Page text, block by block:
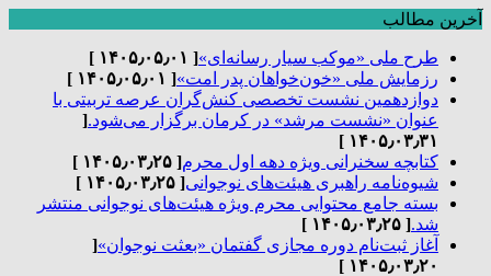
آخرین مطالب
طرح ملی «موکب سیار رسانه‌ای»[ ۱۴۰۵٫۰۵٫۰۱ ]
رزمایش ملی «خون‌خواهان پدر امت»[ ۱۴۰۵٫۰۵٫۰۱ ]
دوازدهمین نشست تخصصی کنش‌گران عرصه تربیتی با
عنوان «نشست مرشد» در کرمان برگزار می‌شود.[
۱۴۰۵٫۰۳٫۳۱ ]
کتابچه سخنرانی ویژه دهه اول محرم[ ۱۴۰۵٫۰۳٫۲۵ ]
شیوه‌نامه راهبری هیئت‌های نوجوانی[ ۱۴۰۵٫۰۳٫۲۵ ]
بسته جامع محتوایی محرم ویژه هیئت‌های نوجوانی منتشر
شد.[ ۱۴۰۵٫۰۳٫۲۵ ]
آغاز ثبت‌نام دوره مجازی گفتمان «بعثت نوجوان»[
۱۴۰۵٫۰۳٫۲۰ ]